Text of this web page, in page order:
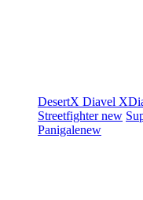
DesertX Diavel
Streetfighternew
Panigalenew